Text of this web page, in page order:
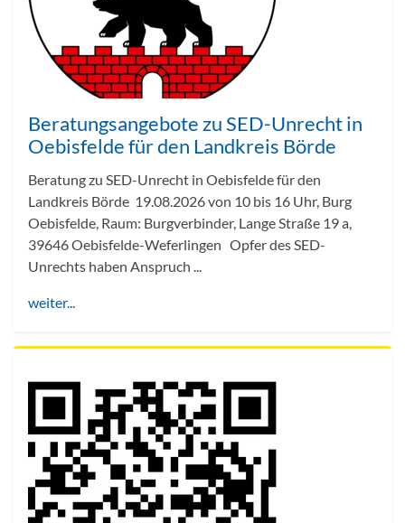
Beratungsangebote zu SED-Unrecht in
Oebisfelde für den Landkreis Börde
Beratung zu SED-Unrecht in Oebisfelde für den
Landkreis Börde 19.08.2026 von 10 bis 16 Uhr, Burg
Oebisfelde, Raum: Burgverbinder, Lange Straße 19 a,
39646 Oebisfelde-Weferlingen Opfer des SED-
Unrechts haben Anspruch ...
weiter...